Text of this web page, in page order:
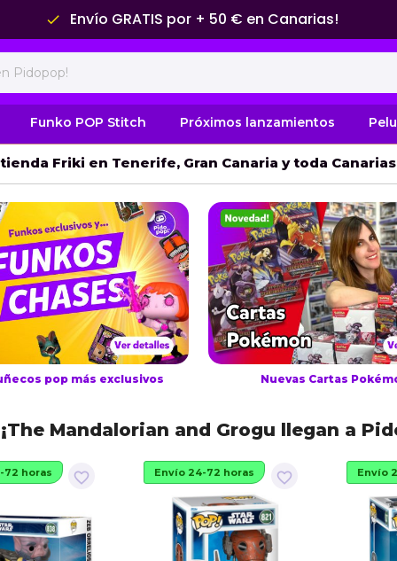
done Envío GRATIS por + 50 € en Canarias!
Funko POP Stitch Próximos lanzamientos
Friki en Tenerife, Gran Canaria y toda Canarias
pop más exclusivos Nuevas Cartas
¡The Mandalorian and Grogu llegan a
favorite_border
72 horas favorite_border
Envío 24-72 horas Envío